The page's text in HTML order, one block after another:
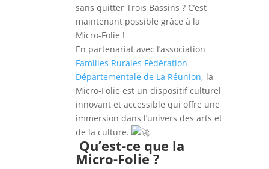
sans quitter Trois Bassins ? C’est
maintenant possible grâce à la
Micro-Folie !
En partenariat avec l’association
Familles Rurales Fédération
Départementale de La Réunion, la
Micro-Folie est un dispositif culturel
innovant et accessible qui offre une
immersion dans l’univers des arts et
de la culture.
Qu’est-ce que la
Micro-Folie ?